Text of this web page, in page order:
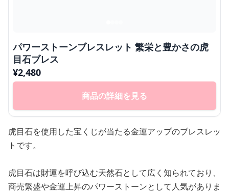
パワーストーンブレスレット 繁栄と豊かさの虎
目石ブレス
¥2,480
商品の詳細を見る
虎目石を使用した宝くじが当たる金運アップのブレスレッ
トです。
虎目石は財運を呼び込む天然石として広く知られており、
商売繁盛や金運上昇のパワーストーンとして人気がありま